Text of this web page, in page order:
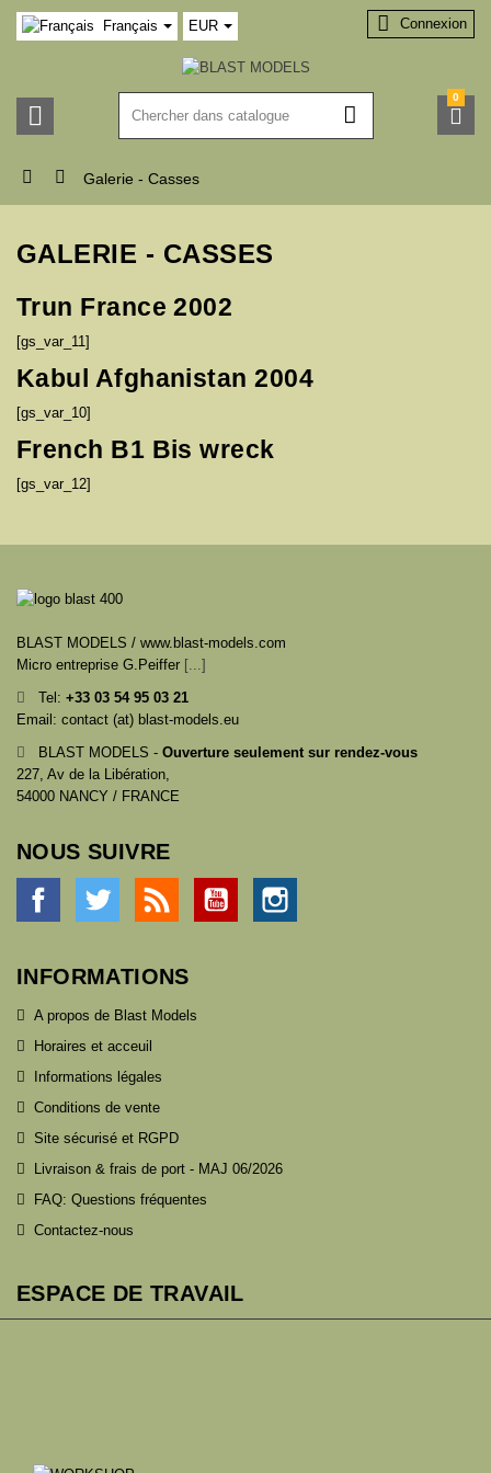
Français EUR
 
 Connexion

0
  Galerie - Casses
GALERIE - CASSES
Trun France 2002
[gs_var_11]
Kabul Afghanistan 2004
[gs_var_10]
French B1 Bis wreck
[gs_var_12]
BLAST MODELS / www.blast-models.com
Micro entreprise G.Peiffer [...]
Tel: +33 03 54 95 03 21
Email: contact (at) blast-models.eu
BLAST MODELS - Ouverture seulement sur rendez-vous
227, Av de la Libération,
54000 NANCY / FRANCE
NOUS SUIVRE
Facebook Twitter YouTube
INFORMATIONS
A propos de Blast Models
Horaires et acceuil
Informations légales
Conditions de vente
Site sécurisé et RGPD
Livraison & frais de port - MAJ 06/2026
FAQ: Questions fréquentes
Contactez-nous
ESPACE DE TRAVAIL